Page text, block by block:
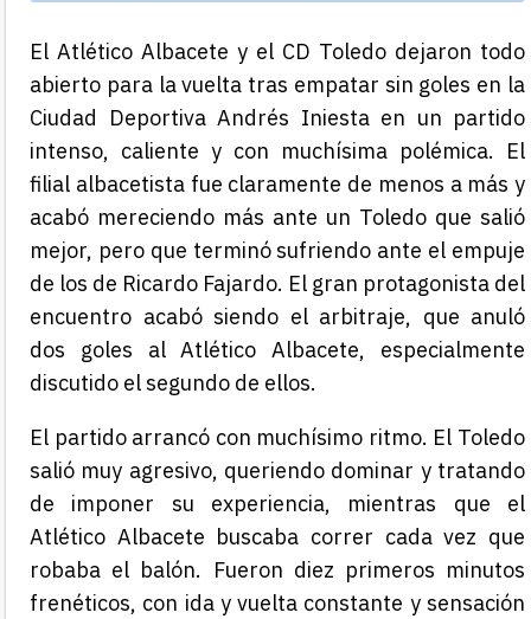
El Atlético Albacete y el CD Toledo dejaron todo
abierto para la vuelta tras empatar sin goles en la
Ciudad Deportiva Andrés Iniesta en un partido
intenso, caliente y con muchísima polémica. El
filial albacetista fue claramente de menos a más y
acabó mereciendo más ante un Toledo que salió
mejor, pero que terminó sufriendo ante el empuje
de los de Ricardo Fajardo. El gran protagonista del
encuentro acabó siendo el arbitraje, que anuló
dos goles al Atlético Albacete, especialmente
discutido el segundo de ellos.
El partido arrancó con muchísimo ritmo. El Toledo
salió muy agresivo, queriendo dominar y tratando
de imponer su experiencia, mientras que el
Atlético Albacete buscaba correr cada vez que
robaba el balón. Fueron diez primeros minutos
frenéticos, con ida y vuelta constante y sensación